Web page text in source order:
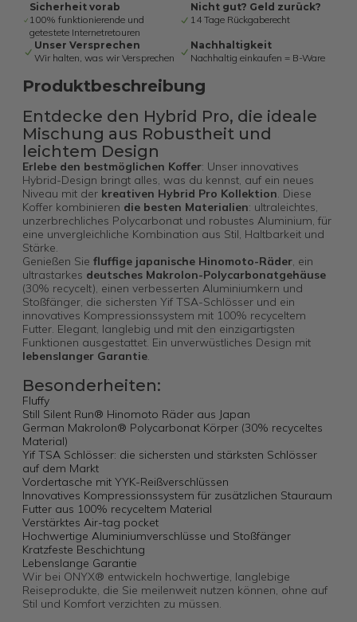
Sicherheit vorab
100% funktionierende und
getestete Internetretouren
Nicht gut? Geld zurück?
14 Tage Rückgaberecht
Unser Versprechen
Wir halten, was wir Versprechen
Nachhaltigkeit
Nachhaltig einkaufen = B-Ware
Produktbeschreibung
Entdecke den Hybrid Pro, die ideale
Mischung aus Robustheit und
leichtem Design
Erlebe den bestmöglichen Koffer: Unser innovatives
Hybrid-Design bringt alles, was du kennst, auf ein neues
Niveau mit der kreativen Hybrid Pro Kollektion. Diese
Koffer kombinieren die besten Materialien: ultraleichtes,
unzerbrechliches Polycarbonat und robustes Aluminium, für
eine unvergleichliche Kombination aus Stil, Haltbarkeit und
Stärke.
Genießen Sie fluffige japanische Hinomoto-Räder, ein
ultrastarkes deutsches Makrolon-Polycarbonatgehäuse
(30% recycelt), einen verbesserten Aluminiumkern und
Stoßfänger, die sichersten Yif TSA-Schlösser und ein
innovatives Kompressionssystem mit 100% recyceltem
Futter. Elegant, langlebig und mit den einzigartigsten
Funktionen ausgestattet. Ein unverwüstliches Design mit
lebenslanger Garantie.
Besonderheiten:
Fluffy
Still Silent Run® Hinomoto Räder aus Japan
German Makrolon® Polycarbonat Körper (30% recyceltes
Material)
Yif TSA Schlösser: die sichersten und stärksten Schlösser
auf dem Markt
Vordertasche mit YYK-Reißverschlüssen
Innovatives Kompressionssystem für zusätzlichen Stauraum
Futter aus 100% recyceltem Material
Verstärktes Air-tag pocket
Hochwertige Aluminiumverschlüsse und Stoßfänger
Kratzfeste Beschichtung
Lebenslange Garantie
Wir bei ONYX® entwickeln hochwertige, langlebige
Reiseprodukte, die Sie meilenweit nutzen können, ohne auf
Stil und Komfort verzichten zu müssen.